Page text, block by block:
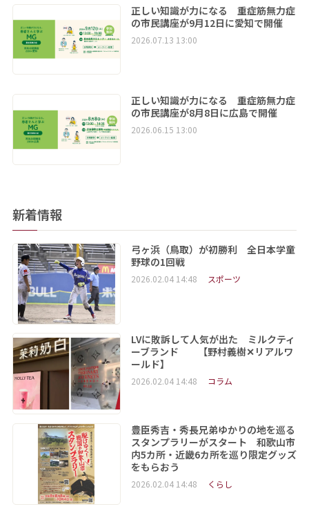
正しい知識が力になる 重症筋無力症
の市民講座が9月12日に愛知で開催
2026.07.13 13:00
正しい知識が力になる 重症筋無力症
の市民講座が8月8日に広島で開催
2026.06.15 13:00
新着情報
弓ヶ浜（鳥取）が初勝利 全日本学童
野球の1回戦
2026.02.04 14:48 スポーツ
LVに敗訴して人気が出た ミルクティ
ーブランド 【野村義樹✕リアルワ
ールド】
2026.02.04 14:48 コラム
豊臣秀吉・秀長兄弟ゆかりの地を巡る
スタンプラリーがスタート 和歌山市
内5カ所・近畿6カ所を巡り限定グッズ
をもらおう
2026.02.04 14:48 くらし